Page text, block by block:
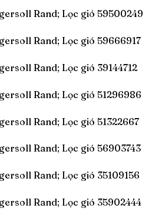
Rand; Lọc gió 59500249
Rand; Lọc gió 59666917
Rand; Lọc gió 39144712
Rand; Lọc gió 51296986
Rand; Lọc gió 51322667
Rand; Lọc gió 56903743
Rand; Lọc gió 35109156
Rand; Lọc gió 35902444